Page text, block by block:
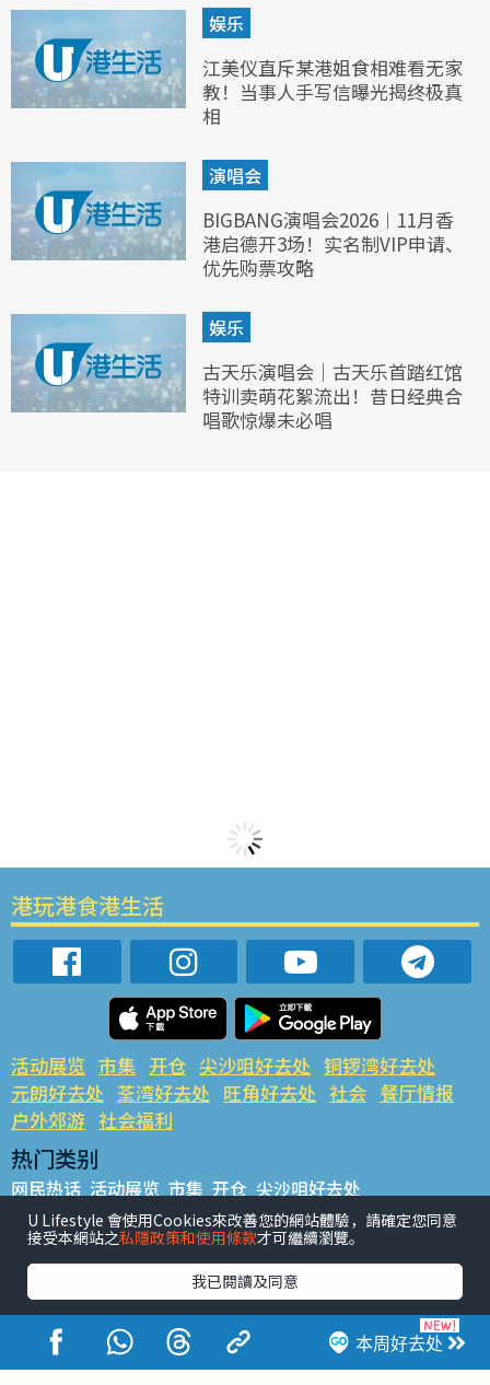
娱乐
江美仪直斥某港姐食相难看无家
教！当事人手写信曝光揭终极真
相
演唱会
BIGBANG演唱会2026︱11月香
港启德开3场！实名制VIP申请、
优先购票攻略
娱乐
古天乐演唱会｜古天乐首踏红馆
特训卖萌花絮流出！昔日经典合
唱歌惊爆未必唱
本周好去处
港玩港食港生活
活动展览 市集 开仓 尖沙咀好去处 铜锣湾好去处
元朗好去处 荃湾好去处 旺角好去处 社会 餐厅情报
户外郊游 社会福利
热门类别
网民热话 活动展览 市集 开仓 尖沙咀好去处
铜锣湾好去处 元朗好去处 荃湾好去处 旺角好去处 社会
餐厅情报 户外郊游
热门标签
#UGO揾好去处 #人气活动推介 #美食社群热话
#亲子玩乐好去处
#ULifestyle应用程式
#限时抢
#UJetso礼物放送
#ULifestyle商户中心 #著数 #网络热话
U Lifestyle 會使用Cookies來改善您的網站體驗，請確定您同意
接受本網站之私隱政策和使用條款才可繼續瀏覽。
我已閱讀及同意